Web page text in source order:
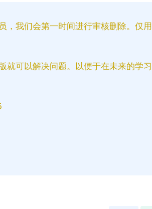
，我们会第一时间进行审核删除。仅
可以解决问题。以便于在未来的学